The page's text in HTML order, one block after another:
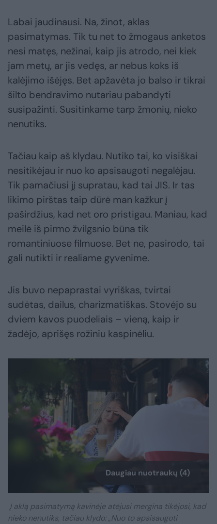
Labai jaudinausi. Na, žinot, aklas
pasimatymas. Tik tu net to žmogaus anketos
nesi matęs, nežinai, kaip jis atrodo, nei kiek
jam metų, ar jis vedęs, ar nebus koks iš
kalėjimo išėjęs. Bet apžavėta jo balso ir tikrai
šilto bendravimo nutariau pabandyti
susipažinti. Susitinkame tarp žmonių, nieko
nenutiks.
Tačiau kaip aš klydau. Nutiko tai, ko visiškai
nesitikėjau ir nuo ko apsisaugoti negalėjau.
Tik pamačiusi jį supratau, kad tai JIS. Ir tas
likimo pirštas taip dūrė man kažkur į
paširdžius, kad net oro pristigau. Maniau, kad
meilė iš pirmo žvilgsnio būna tik
romantiniuose filmuose. Bet ne, pasirodo, tai
gali nutikti ir realiame gyvenime.
Jis buvo nepaprastai vyriškas, tvirtai
sudėtas, dailus, charizmatiškas. Stovėjo su
dviem kavos puodeliais – vieną, kaip ir
žadėjo, aprišęs rožiniu kaspinėliu.
Daugiau nuotraukų (4)
Į aklą pasimatymą kavinėje atėjusi mergina tikėjosi, kad
nieko nenutiks, tačiau klydo: „Nuo to apsisaugoti